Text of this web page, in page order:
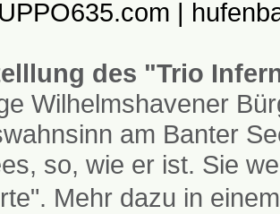
des "Trio
Wilhelmshavener
am Banter
so, wie er ist. Sie
Mehr dazu in